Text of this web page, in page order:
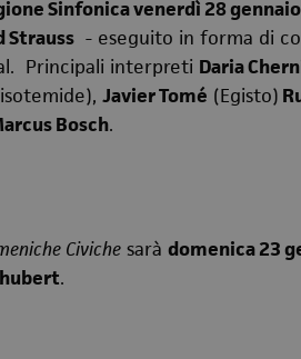
Sinfonica venerdì 28 gennaio
Strauss- eseguito in forma di
Principali interpreti Daria
Javier Tomé (Egisto)
Bosch.
Civichesarà domenica 23
.